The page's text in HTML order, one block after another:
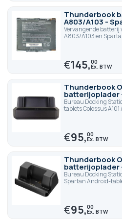
Thunderbook
A803/A103 -
Vervangende batterij
A803/A103 en
€145,00
Thunderbook
batterijoplader -
Bureau Docking
tablets Colossus A101
€95,00
Thunderbook
batterijoplader
Bureau Docking
Spartan Android-
€95,00